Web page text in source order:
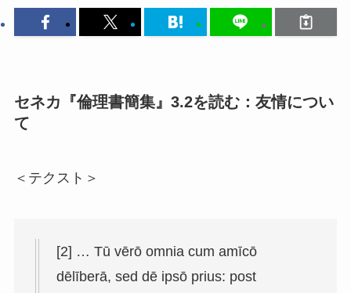
セネカ『倫理書簡集』3.2を読む：友情につい
て
＜テクスト＞
[2] … Tū vērō omnia cum amīcō
dēlīberā, sed dē ipsō prius: post